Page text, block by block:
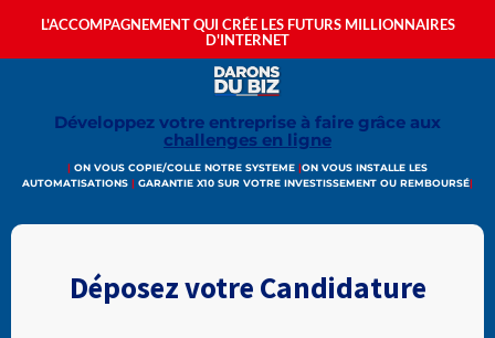
L'ACCOMPAGNEMENT QUI CRÉE LES FUTURS MILLIONNAIRES
D'INTERNET
Développez votre entreprise à faire grâce aux
challenges en ligne
| ON VOUS COPIE/COLLE NOTRE SYSTEME |ON VOUS INSTALLE LES
AUTOMATISATIONS | GARANTIE X10 SUR VOTRE INVESTISSEMENT OU REMBOURSÉ|
Déposez votre Candidature